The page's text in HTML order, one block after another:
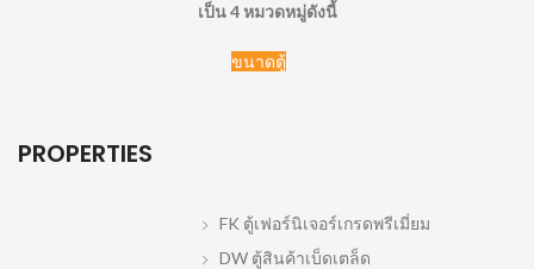
เป็น 4 หมวดหมู่ดังนี้
ขนาดตู้
PROPERTIES
FK ตู้เฟอร์นิเจอร์เกรดพรีเมี่ยม
DW ตู้สินค้าเบ็ดเตล็ด